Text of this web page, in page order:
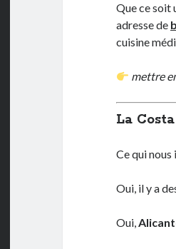
Que ce soit
adresse de
cuisine
mettre
La
Ce qui nous
Oui, il y a
Oui,